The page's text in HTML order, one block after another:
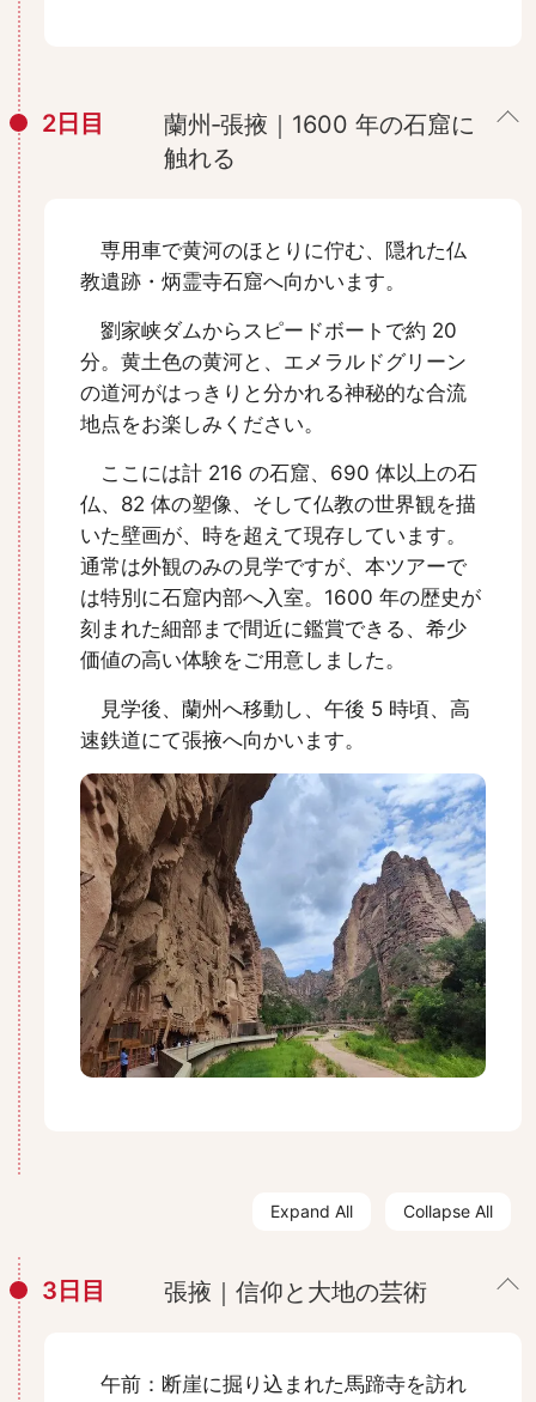
2日目
蘭州‐張掖｜1600 年の石窟に
触れる
専用車で黄河のほとりに佇む、隠れた仏
教遺跡・炳霊寺石窟へ向かいます。
劉家峡ダムからスピードボートで約 20
分。黄土色の黄河と、エメラルドグリーン
の道河がはっきりと分かれる神秘的な合流
地点をお楽しみください。
ここには計 216 の石窟、690 体以上の石
仏、82 体の塑像、そして仏教の世界観を描
いた壁画が、時を超えて現存しています。
通常は外観のみの見学ですが、本ツアーで
は特別に石窟内部へ入室。1600 年の歴史が
刻まれた細部まで間近に鑑賞できる、希少
価値の高い体験をご用意しました。
見学後、蘭州へ移動し、午後 5 時頃、高
速鉄道にて張掖へ向かいます。
Expand All Collapse All
3日目 張掖｜信仰と大地の芸術
午前：断崖に掘り込まれた馬蹄寺を訪れ